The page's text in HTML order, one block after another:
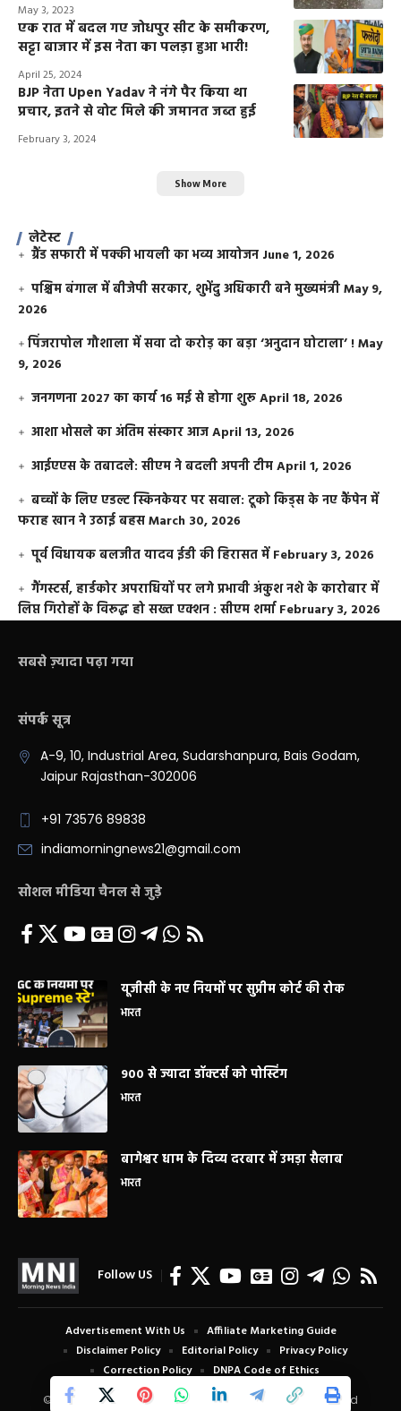
May 3, 2023
एक रात में बदल गए जोधपुर सीट के समीकरण,
सट्टा बाजार में इस नेता का पलड़ा हुआ भारी!
April 25, 2024
BJP नेता Upen Yadav ने नंगे पैर किया था
प्रचार, इतने से वोट मिले की जमानत जब्त हुई
February 3, 2024
Show More
लेटेस्ट
ग्रैंड सफारी में पक्की भायली का भव्य आयोजन June 1, 2026
पश्चिम बंगाल में बीजेपी सरकार, शुभेंदु अधिकारी बने मुख्यमंत्रीMay 9,
2026
​पिंजरापोल गौशाला में सवा दो करोड़ का बड़ा ‘अनुदान घोटाला’ !May
9, 2026
जनगणना 2027 का कार्य 16 मई से होगा शुरूApril 18, 2026
आशा भोसले का अंतिम संस्कार आजApril 13, 2026
आईएएस के तबादले: सीएम ने बदली अपनी टीमApril 1, 2026
बच्चों के लिए एडल्ट स्किनकेयर पर सवाल: टूको किड्स के नए कैंपेन में
फराह खान ने उठाई बहसMarch 30, 2026
पूर्व विधायक बलजीत यादव ईडी की हिरासत में February 3, 2026
गैंगस्टर्स, हार्डकोर अपराधियों पर लगे प्रभावी अंकुश नशे के कारोबार में
लिप्त गिरोहों के विरूद्ध हो सख्त एक्शन : सीएम शर्मा February 3, 2026
सबसे ज़्यादा पढ़ा गया
संपर्क सूत्र
A-9, 10, Industrial Area, Sudarshanpura, Bais Godam,
Jaipur Rajasthan-302006
+91 73576 89838
indiamorningnews21@gmail.com
सोशल मीडिया चैनल से जुड़े
यूजीसी के नए नियमों पर सुप्रीम कोर्ट की रोक
भारत
900 से ज्यादा डॉक्टर्स को पोस्टिंग
भारत
बागेश्वर धाम के दिव्य दरबार में उमड़ा सैलाब
भारत
Follow US
© Copyright 2024 Morning News India. All Rights Reserved
Advertisement With Us
Affiliate Marketing Guide
Disclaimer Policy
Editorial Policy
Privacy Policy
Correction Policy
DNPA Code of Ethics